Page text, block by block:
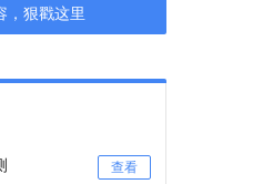
，狠戳这里
查看